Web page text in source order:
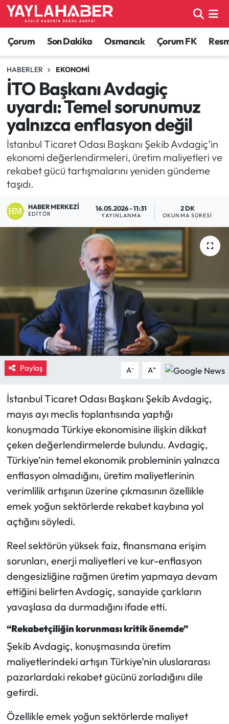
Çorum Son Dakika Osmancık Çorum FK
HABERLER EKONOMI
İTO Başkanı Avdagiç
uyardı: Temel sorunumuz
yalnızca enflasyon değil
İstanbul Ticaret Odası Başkanı Şekib Avdagiç’in
ekonomi değerlendirmeleri, üretim maliyetleri ve
rekabet gücü tartışmalarını yeniden gündeme
taşıdı.
HABER MERKEZI
EDITÖR
16.05.2026 - 11:31
YAYINLANMA
2 DK
OKUNMA SÜRESI
Paylaş A- A+
İstanbul Ticaret Odası Başkanı Şekib Avdagiç,
mayıs ayı meclis toplantısında yaptığı
konuşmada Türkiye ekonomisine ilişkin dikkat
çeken değerlendirmelerde bulundu. Avdagiç,
Türkiye’nin temel ekonomik probleminin yalnızca
enflasyon olmadığını, üretim maliyetlerinin
verimlilik artışının üzerine çıkmasının özellikle
emek yoğun sektörlerde rekabet kaybına yol
açtığını söyledi.
Reel sektörün yüksek faiz, finansmana erişim
sorunları, enerji maliyetleri ve kur-enflasyon
dengesizliğine rağmen üretim yapmaya devam
ettiğini belirten Avdagiç, sanayide çarkların
yavaşlasa da durmadığını ifade etti.
“Rekabetçiliğin korunması kritik önemde”
Şekib Avdagiç, konuşmasında üretim
maliyetlerindeki artışın Türkiye’nin uluslararası
pazarlardaki rekabet gücünü zorladığını dile
getirdi.
Özellikle emek yoğun sektörlerde maliyet
Alaca Haberleri
Bayat Haberleri
Bilgi - Keşfet Haberleri
Bilim ve Teknoloji
Boğazkale Haberleri
Çorum Haberleri
Güncel
İskilip Haberleri
Kargı Haberleri
Kimdir?
Kültür Sanat
Laçin Haberleri
Magazin
Mecitözü Haberleri
Oğuzlar Haberleri
Osmancık Haberleri
Otomotiv
Resmi İlan
Sağlık
Siyaset
Spor
Çorum Nöbetçi Eczaneler
Çorum Hava Durumu
Çorum Namaz Vakitleri
Çorum Trafik Yoğunluk Haritası
TFF 1.Lig Puan Durumu ve Fikstür
Tüm Manşetler